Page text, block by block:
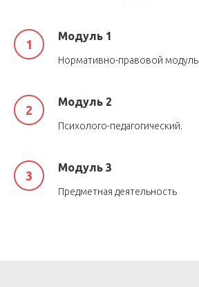
Модуль 1
Нормативно-правовой модуль
Модуль 2
Психолого-педагогический.
Модуль 3
Предметная деятельность